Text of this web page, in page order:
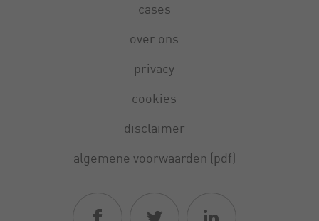
cases
over ons
privacy
cookies
disclaimer
algemene voorwaarden (pdf)